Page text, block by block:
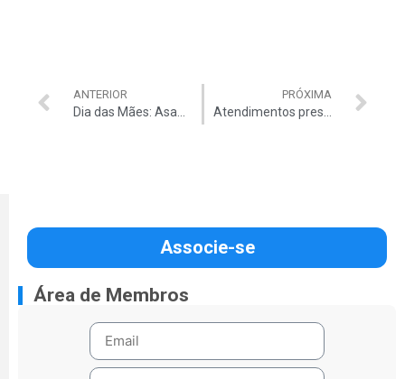
ANTERIOR
Dia das Mães: AsaClub e Auditar realizam sorteio de 15 Batons da MAC para associadas
PRÓXIMA
Atendimentos presenciais na sede da Auditar suspensos até o dia 26 de abril
Associe-se
Área de Membros